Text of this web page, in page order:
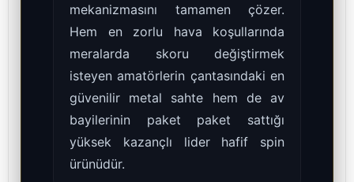
mekanizmasını tamamen çözer.
Hem en zorlu hava koşullarında
meralarda skoru değiştirmek
isteyen amatörlerin çantasındaki en
güvenilir metal sahte hem de av
bayilerinin paket paket sattığı
yüksek kazançlı lider hafif spin
ürünüdür.